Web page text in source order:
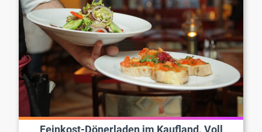
Feinkost-Dönerladen im Kaufland. Voll